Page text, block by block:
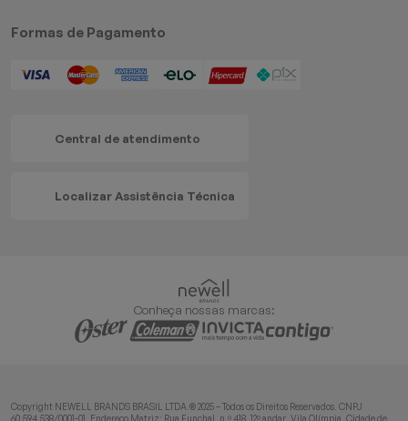
Formas de Pagamento
Central de atendimento
Localizar Assistência Técnica
Conheça nossas marcas:
Copyright NEWELL BRANDS BRASIL LTDA.® 2025 – Todos os Direitos Reservados. CNPJ
60.594.538/0001-01. Endereço Matriz: Rua Funchal, n.º 418, 12º andar, Vila Olímpia, Cidade de